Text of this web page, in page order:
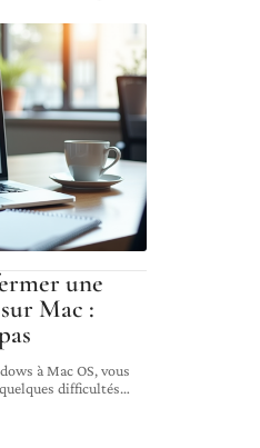
une
Mac :
à Mac OS, vous
difficultés…